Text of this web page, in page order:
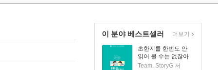
이 분야 베스트셀러
초한지를 한번도 안
읽어 볼 수는 없잖아
Team. StoryG 저
더보기